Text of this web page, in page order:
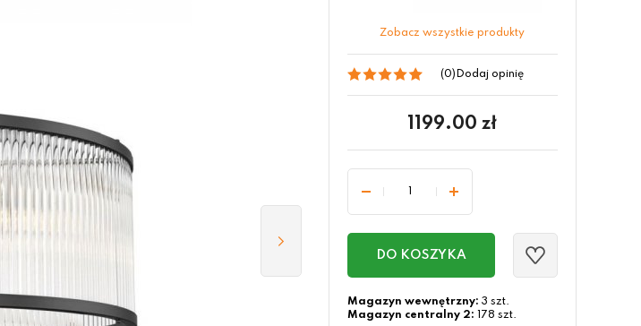
Zobacz wszystkie produkty
(0) Dodaj opinię
1199.00 zł
DO KOSZYKA
Magazyn wewnętrzny: 3 szt.
Magazyn centralny 2: 178 szt.